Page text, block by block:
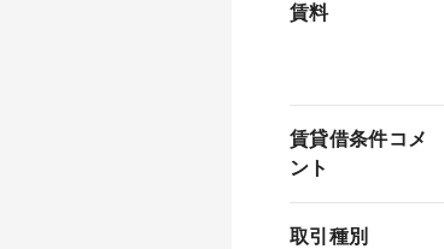
賃料
賃貸借条件コメ
ント
取引種別